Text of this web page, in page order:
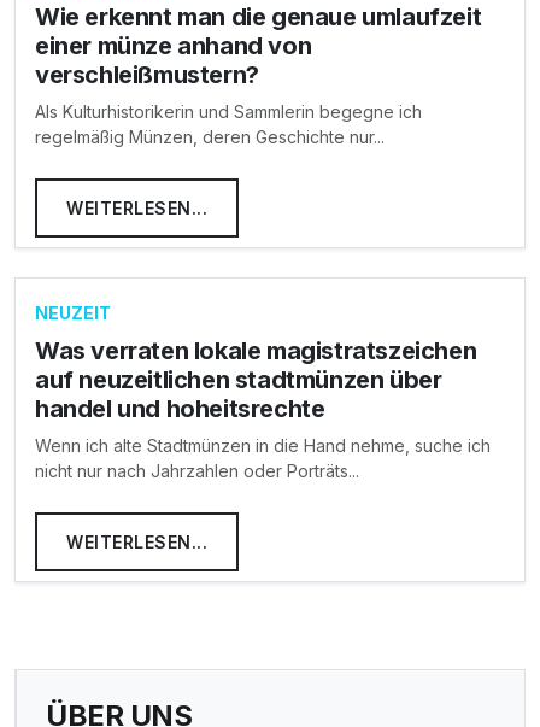
Wie erkennt man die genaue umlaufzeit
einer münze anhand von
verschleißmustern?
Als Kulturhistorikerin und Sammlerin begegne ich
regelmäßig Münzen, deren Geschichte nur...
WEITERLESEN...
NEUZEIT
Was verraten lokale magistratszeichen
auf neuzeitlichen stadtmünzen über
handel und hoheitsrechte
Wenn ich alte Stadtmünzen in die Hand nehme, suche ich
nicht nur nach Jahrzahlen oder Porträts...
WEITERLESEN...
ÜBER UNS